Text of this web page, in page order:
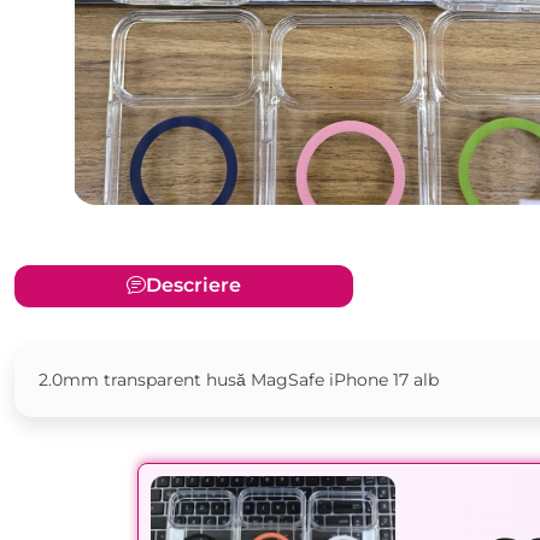
Descriere
2.0mm transparent husă MagSafe iPhone 17 alb